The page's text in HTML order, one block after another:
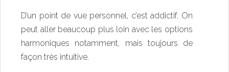
D’un point de vue personnel, c’est addictif. On
peut aller beaucoup plus loin avec les options
harmoniques notamment, mais toujours de
façon très intuitive.